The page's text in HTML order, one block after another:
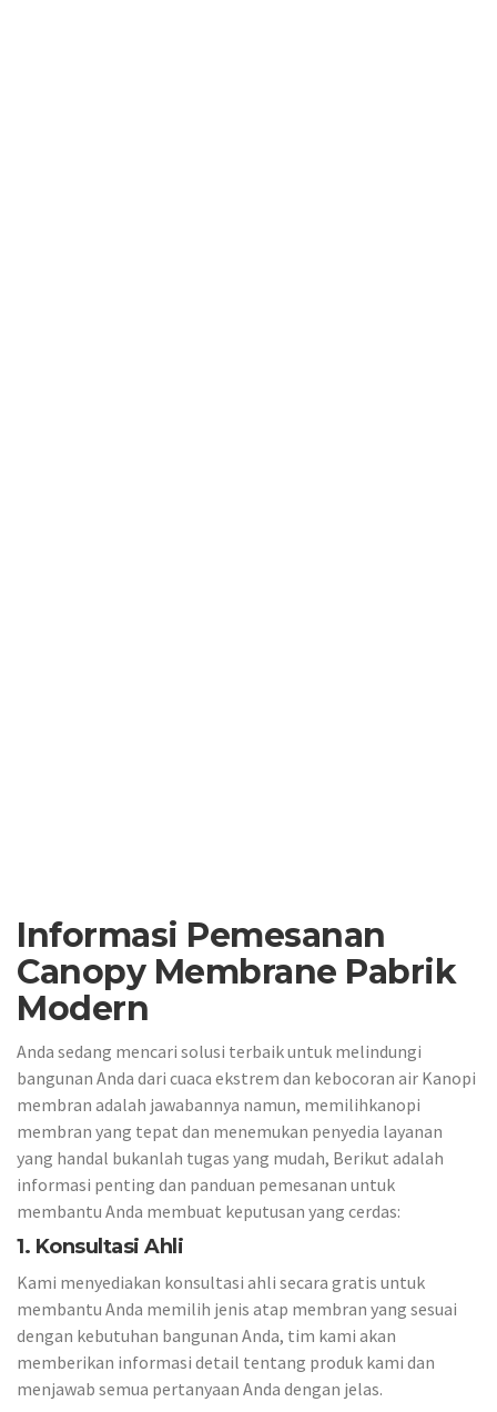
Informasi Pemesanan
Canopy Membrane Pabrik
Modern
Anda sedang mencari solusi terbaik untuk melindungi
bangunan Anda dari cuaca ekstrem dan kebocoran air Kanopi
membran adalah jawabannya namun, memilihkanopi
membran yang tepat dan menemukan penyedia layanan
yang handal bukanlah tugas yang mudah, Berikut adalah
informasi penting dan panduan pemesanan untuk
membantu Anda membuat keputusan yang cerdas:
1. Konsultasi Ahli
Kami menyediakan konsultasi ahli secara gratis untuk
membantu Anda memilih jenis atap membran yang sesuai
dengan kebutuhan bangunan Anda, tim kami akan
memberikan informasi detail tentang produk kami dan
menjawab semua pertanyaan Anda dengan jelas.